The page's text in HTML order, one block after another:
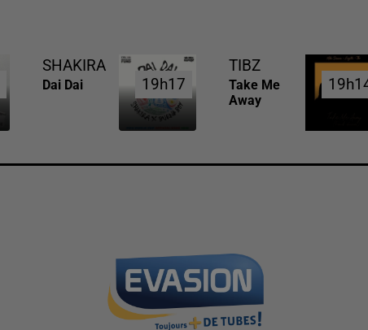
SHAKIRA
Dai Dai 19h17
19h17
TIBZ
Take Me
Away